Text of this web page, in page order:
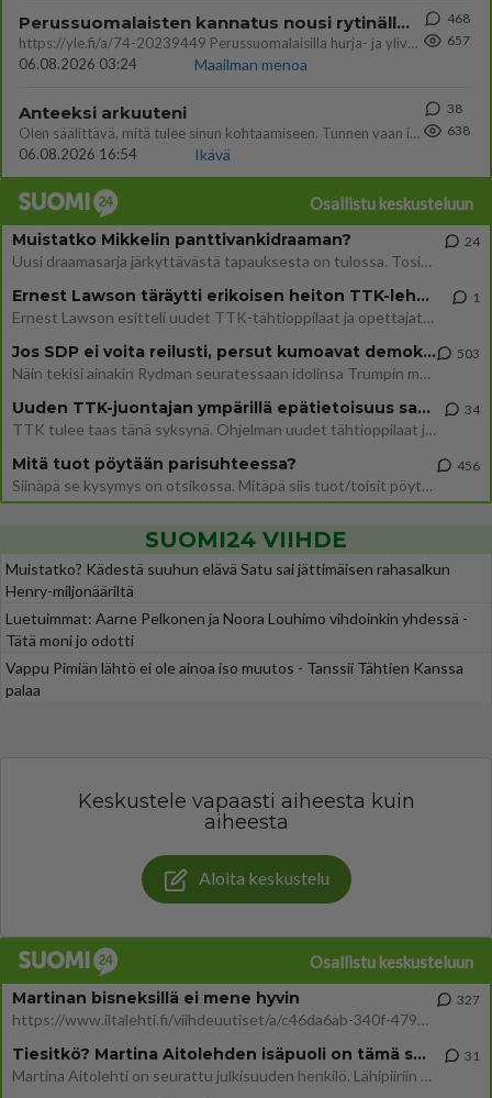
Perussuomalaisten kannatus nousi rytinällä Ylen tänään julkaisemassa tuoreimmassa gallup-kyselyssä.
https://yle.fi/a/74-20239449 Perussuomalaisilla hurja- ja ylivoimaisesti suurin nousu tässä uudessa Ylen gallupissa. Kyl
06.08.2026 03:24
Maailman menoa
468
657
Anteeksi arkuuteni
Olen säälittävä, mitä tulee sinun kohtaamiseen. Tunnen vaan itseni todella epävarmaksi sun kanssa. Jos minun olisi pitän
06.08.2026 16:54
Ikävä
38
638
Osallistu keskusteluun
Muistatko Mikkelin panttivankidraaman?
Uusi draamasarja järkyttävästä tapauksesta on tulossa. Tositapahtumiin perustuva sarja ammentaa vuoden 1986 Mikkelin pan
24
Ernest Lawson täräytti erikoisen heiton TTK-lehdistötilaisuudessa: " Onko tässä tarkoituksena...?"
Ernest Lawson esitteli uudet TTK-tähtioppilaat ja opettajat torstaina 6.8. lehdistölle. Tulevalla kaudella on yksi hausk
1
Jos SDP ei voita reilusti, persut kumoavat demokratian Suomesta
Näin tekisi ainakin Rydman seuratessaan idolinsa Trumpin mallia https://www.is.fi/politiikka/art-2000012187244.html
503
Uuden TTK-juontajan ympärillä epätietoisuus sakenee - Nyt MTV hämmentää soppaa
TTK tulee taas tänä syksynä. Ohjelman uudet tähtioppilaat julkistetaan torstaina 6. elokuuta klo 14 alkavassa lehdistö
34
Mitä tuot pöytään parisuhteessa?
Siinäpä se kysymys on otsikossa. Mitäpä siis tuot/toisit pöytään parisuhteessa? Oletko mies vai nainen? Koetko sen mitä
456
SUOMI24 VIIHDE
Muistatko? Kädestä suuhun elävä Satu sai jättimäisen rahasalkun
Henry-miljonääriltä
Luetuimmat: Aarne Pelkonen ja Noora Louhimo vihdoinkin yhdessä -
Tätä moni jo odotti
Vappu Pimiän lähtö ei ole ainoa iso muutos - Tanssii Tähtien Kanssa
palaa
Keskustele vapaasti aiheesta kuin
aiheesta
Aloita keskustelu
Osallistu keskusteluun
Martinan bisneksillä ei mene hyvin
https://www.iltalehti.fi/viihdeuutiset/a/c46da6ab-340f-4790-aaa7-0865eed2336 Yrityksen konkurssihakemus on tullut kärä
327
Tiesitkö? Martina Aitolehden isäpuoli on tämä suosittu laulaja
Martina Aitolehti on seurattu julkisuuden henkilö. Lähipiiriin mahtuu muitakin tunnettuja henkilöitä. Tiesitkö, että Ma
31